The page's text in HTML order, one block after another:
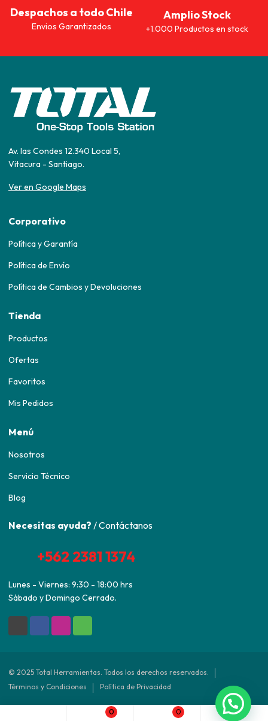
0 0
Despachos a todo Chile
Envios Garantizados
Amplio Stock
+1.000 Productos en stock
Av. las Condes 12.340 Local 5,
Vitacura - Santiago.
Ver en Google Maps
Corporativo
Política y Garantía
Política de Envío
Política de Cambios y Devoluciones
Tienda
Productos
Ofertas
Favoritos
Mis Pedidos
Menú
Nosotros
Servicio Técnico
Blog
Necesitas ayuda? / Contáctanos
+562 2381 1374
Lunes - Viernes: 9:30 - 18:00 hrs
Sábado y Domingo Cerrado.
© 2025 Total Herramientas. Todos los derechos reservados.
Términos y Condiciones
Política de Privacidad
Desarrollado porAgencia ED